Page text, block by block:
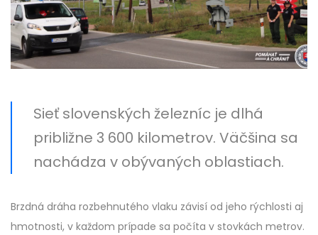
Sieť slovenských železníc je dlhá
približne 3 600 kilometrov. Väčšina sa
nachádza v obývaných oblastiach.
Brzdná dráha rozbehnutého vlaku závisí od jeho rýchlosti aj
hmotnosti, v každom prípade sa počíta v stovkách metrov.